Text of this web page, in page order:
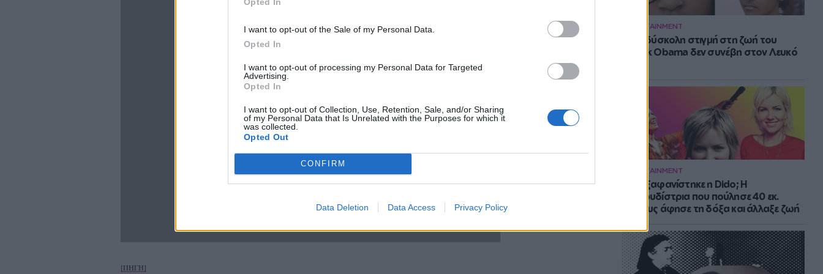
I want to opt-out of the Sale of my Personal Data.
Opted In
I want to opt-out of processing my Personal Data for Targeted
Advertising.
Opted In
I want to opt-out of Collection, Use, Retention, Sale, and/or Sharing
of my Personal Data that Is Unrelated with the Purposes for which it
was collected.
Opted Out
CONFIRM
Data Deletion Data Access Privacy Policy
ENTERTAINMENT
Η πιο δύσκολη στιγμή στη ζωή του
Barack Obama δεν συνέβη στον Λευκό
ENTERTAINMENT
Πού εξαφανίστηκε η Dido; Η
τραγουδίστρια που πούλησε 40 εκ.
δίσκους άφησε τη δόξα και άλλαξε ζωή
[ΠΗΓΗ]